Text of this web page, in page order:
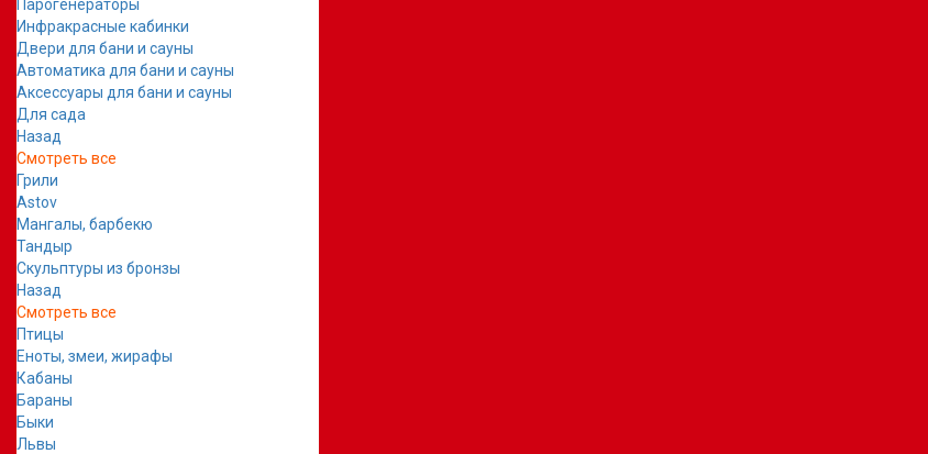
Парогенераторы
Инфракрасные кабинки
Двери для бани и сауны
Автоматика для бани и сауны
Аксессуары для бани и сауны
Для сада
Назад
Смотреть все
Грили
Astov
Мангалы, барбекю
Тандыр
Скульптуры из бронзы
Назад
Смотреть все
Птицы
Еноты, змеи, жирафы
Кабаны
Бараны
Быки
Львы